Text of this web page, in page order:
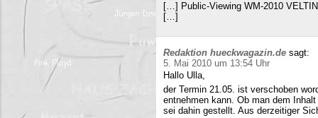
[…] Public-Viewing WM-2010
[…]
Redaktion hueckwagazin.de sagt:
5. Mai 2010 um 13:54 Uhr
Hallo Ulla,
der Termin 21.05. ist verschoben
entnehmen kann. Ob man dem
sei dahin gestellt. Aus derzeitiger